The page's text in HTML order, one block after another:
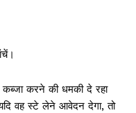
करने की धमकी दे रहा
वह स्टे लेने आवेदन देगा, तो